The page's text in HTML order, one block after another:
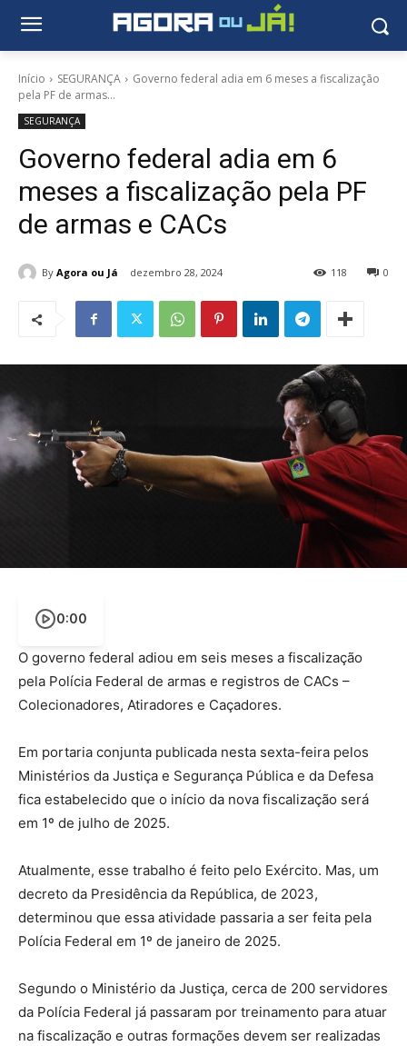
Início SEGURANÇA
Governo federal adia em 6 meses a fiscalização
pela PF de armas...
SEGURANÇA
Governo federal adia em 6
meses a fiscalização pela PF
de armas e CACs
By Agora ou Já dezembro 28, 2024 0
118
0:00
O governo federal adiou em seis meses a fiscalização
pela Polícia Federal de armas e registros de CACs –
Colecionadores, Atiradores e Caçadores.
Em portaria conjunta publicada nesta sexta-feira pelos
Ministérios da Justiça e Segurança Pública e da Defesa
fica estabelecido que o início da nova fiscalização será
em 1º de julho de 2025.
Atualmente, esse trabalho é feito pelo Exército. Mas, um
decreto da Presidência da República, de 2023,
determinou que essa atividade passaria a ser feita pela
Polícia Federal em 1º de janeiro de 2025.
Segundo o Ministério da Justiça, cerca de 200 servidores
da Polícia Federal já passaram por treinamento para atuar
na fiscalização e outras formações devem ser realizadas